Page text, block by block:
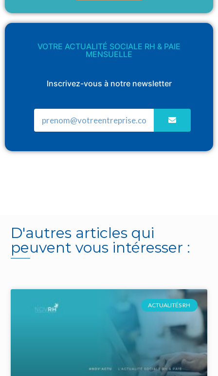
VOTRE ACTUALITÉ SOCIALE RH & PAIE
MENSUELLE
Inscrivez-vous à notre newsletter
D'autres articles qui
peuvent vous intéresser :
ACTUALITÉS RH